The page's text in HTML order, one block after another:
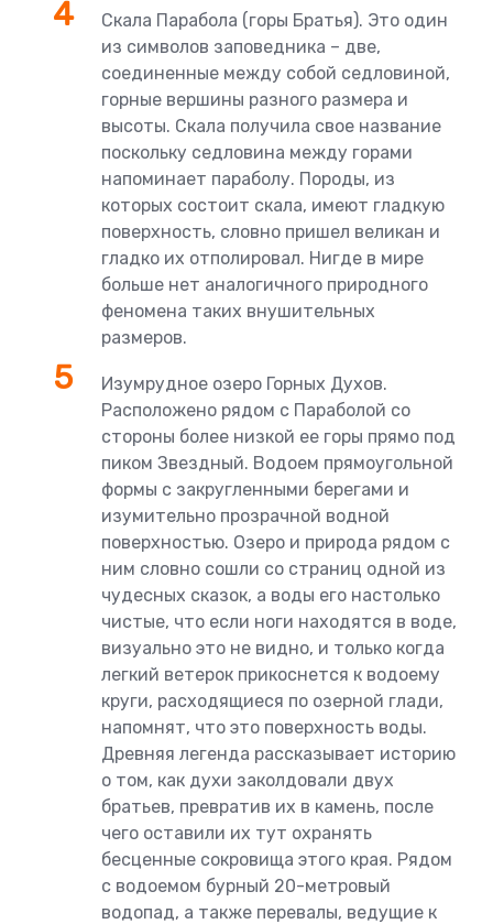
Скала Парабола (горы Братья). Это один
из символов заповедника – две,
соединенные между собой седловиной,
горные вершины разного размера и
высоты. Скала получила свое название
поскольку седловина между горами
напоминает параболу. Породы, из
которых состоит скала, имеют гладкую
поверхность, словно пришел великан и
гладко их отполировал. Нигде в мире
больше нет аналогичного природного
феномена таких внушительных
размеров.
Изумрудное озеро Горных Духов.
Расположено рядом с Параболой со
стороны более низкой ее горы прямо под
пиком Звездный. Водоем прямоугольной
формы с закругленными берегами и
изумительно прозрачной водной
поверхностью. Озеро и природа рядом с
ним словно сошли со страниц одной из
чудесных сказок, а воды его настолько
чистые, что если ноги находятся в воде,
визуально это не видно, и только когда
легкий ветерок прикоснется к водоему
круги, расходящиеся по озерной глади,
напомнят, что это поверхность воды.
Древняя легенда рассказывает историю
о том, как духи заколдовали двух
братьев, превратив их в камень, после
чего оставили их тут охранять
бесценные сокровища этого края. Рядом
с водоемом бурный 20-метровый
водопад, а также перевалы, ведущие к